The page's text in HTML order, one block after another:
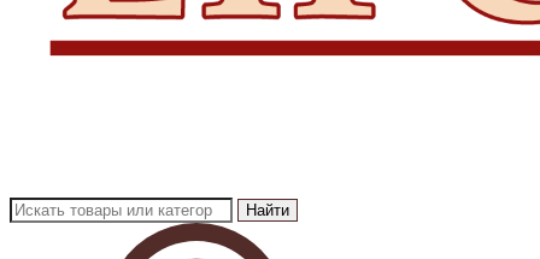
Найти